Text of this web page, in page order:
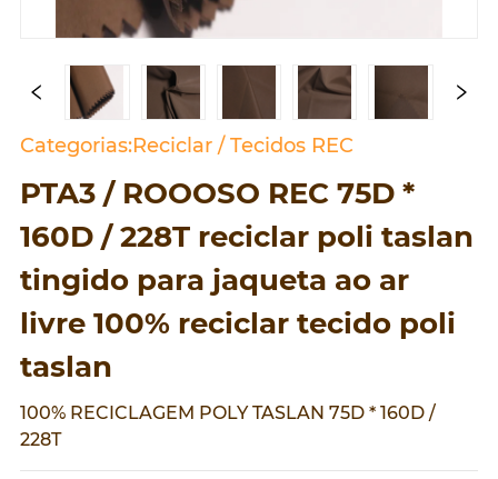
Categorias:Reciclar / Tecidos REC
PTA3 / ROOOSO REC 75D *
160D / 228T reciclar poli taslan
tingido para jaqueta ao ar
livre 100% reciclar tecido poli
taslan
100% RECICLAGEM POLY TASLAN 75D * 160D /
228T